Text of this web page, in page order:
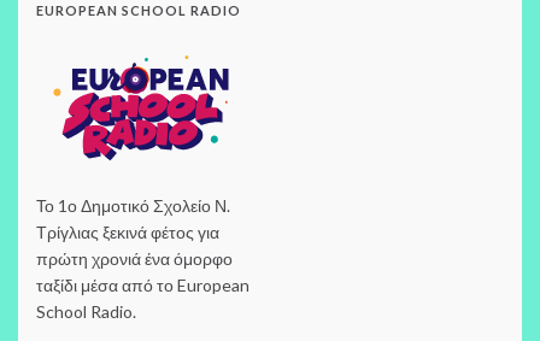
EUROPEAN SCHOOL RADIO
Το 1ο Δημοτικό Σχολείο Ν.
Τρίγλιας ξεκινά φέτος για
πρώτη χρονιά ένα όμορφο
ταξίδι μέσα από το European
School Radio.